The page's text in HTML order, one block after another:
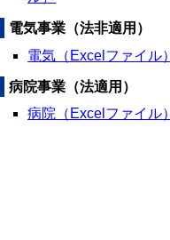
電気事業（法非適用）
電気（Excelファイル）
病院事業（法適用）
病院（Excelファイル）